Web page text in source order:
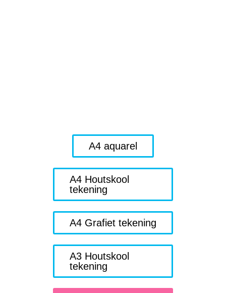
A4 aquarel
A4 Houtskool
tekening
A4 Grafiet tekening
A3 Houtskool
tekening